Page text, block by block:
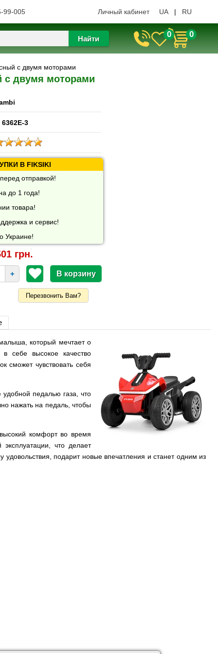
99-005 Личный кабинет UA | RU
Найти 0 0
с двумя моторами
с двумя моторами
6362E-3
В FIKSIKI
отправкой!
до 1 года!
товара!
и сервис!
Украине!
грн.
+
Перезвонить Вам?
который мечтает о
себе высокое качество
сможет чувствовать себя
удобной педалью газа, что
нажать на педаль, чтобы
комфорт во время
что делает
удовольствия, подарит новые впечатления и станет одним из